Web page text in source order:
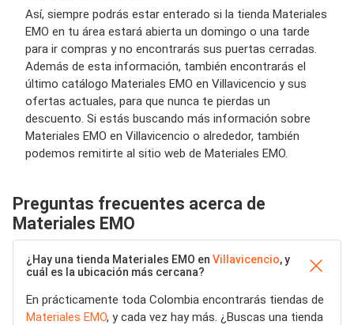
Así, siempre podrás estar enterado si la tienda Materiales
EMO en tu área estará abierta un domingo o una tarde
para ir compras y no encontrarás sus puertas cerradas.
Además de esta información, también encontrarás el
último catálogo Materiales EMO en Villavicencio y sus
ofertas actuales, para que nunca te pierdas un
descuento. Si estás buscando más información sobre
Materiales EMO en Villavicencio o alrededor, también
podemos remitirte al sitio web de Materiales EMO.
Preguntas frecuentes acerca de
Materiales EMO
¿Hay una tienda Materiales EMO en Villavicencio, y
cuál es la ubicación más cercana?
En prácticamente toda Colombia encontrarás tiendas de
Materiales EMO, y cada vez hay más. ¿Buscas una tienda